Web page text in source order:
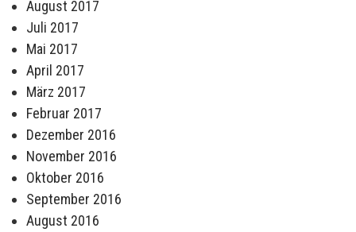
August 2017
Juli 2017
Mai 2017
April 2017
März 2017
Februar 2017
Dezember 2016
November 2016
Oktober 2016
September 2016
August 2016